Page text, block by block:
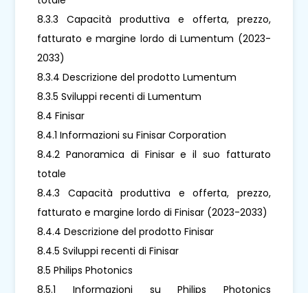
8.3.3 Capacità produttiva e offerta, prezzo,
fatturato e margine lordo di Lumentum (2023-
2033)
8.3.4 Descrizione del prodotto Lumentum
8.3.5 Sviluppi recenti di Lumentum
8.4 Finisar
8.4.1 Informazioni su Finisar Corporation
8.4.2 Panoramica di Finisar e il suo fatturato
totale
8.4.3 Capacità produttiva e offerta, prezzo,
fatturato e margine lordo di Finisar (2023-2033)
8.4.4 Descrizione del prodotto Finisar
8.4.5 Sviluppi recenti di Finisar
8.5 Philips Photonics
8.5.1 Informazioni su Philips Photonics